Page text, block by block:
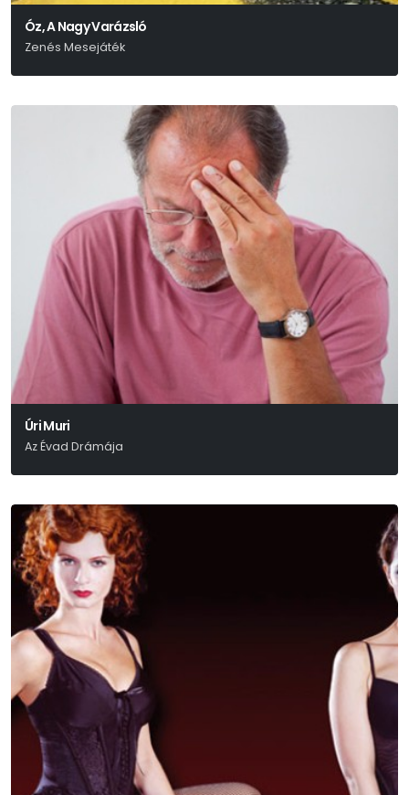
Óz, A Nagy Varázsló
Zenés Mesejáték
Úri Muri
Az Évad Drámája